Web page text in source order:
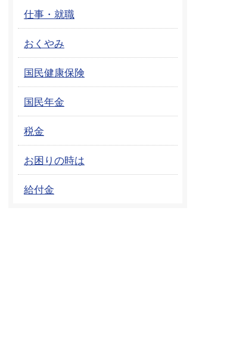
仕事・就職
おくやみ
国民健康保険
国民年金
税金
お困りの時は
給付金